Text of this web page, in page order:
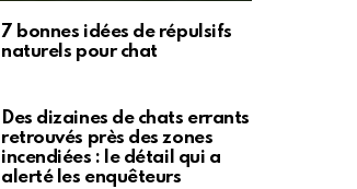
7 bonnes idées de répulsifs
naturels pour chat
Des dizaines de chats errants
retrouvés près des zones
incendiées : le détail qui a
alerté les enquêteurs